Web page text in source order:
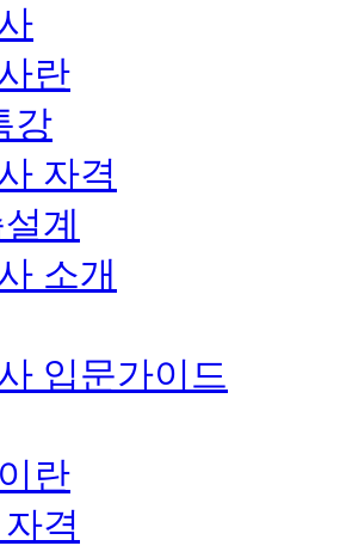
란
강
자격
계
소개
입문가이드
란
격